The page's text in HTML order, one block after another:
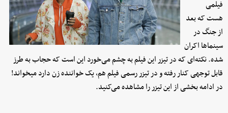
فیلمی
هست که بعد
از جنگ در
سینماها اکران
شده. نکته‌ای که در تیزر این فیلم به چشم می‌خورد این است که حجاب به طرز
قابل توجهی کنار رفته و در تیزر رسمی فیلم هم، یک خواننده زن دارد میخواند!
در ادامه بخشی از این تیزر را مشاهده می‌کنید.